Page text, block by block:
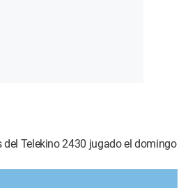
del Telekino 2430 jugado el domingo